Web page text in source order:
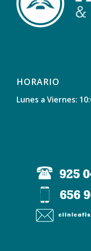
HORARIO
Lunes a Viernes: